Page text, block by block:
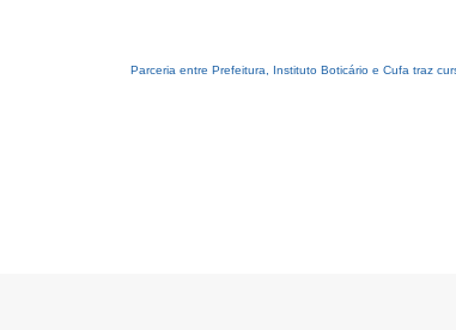
Parceria entre Prefeitura, Instituto Boticário e Cufa traz